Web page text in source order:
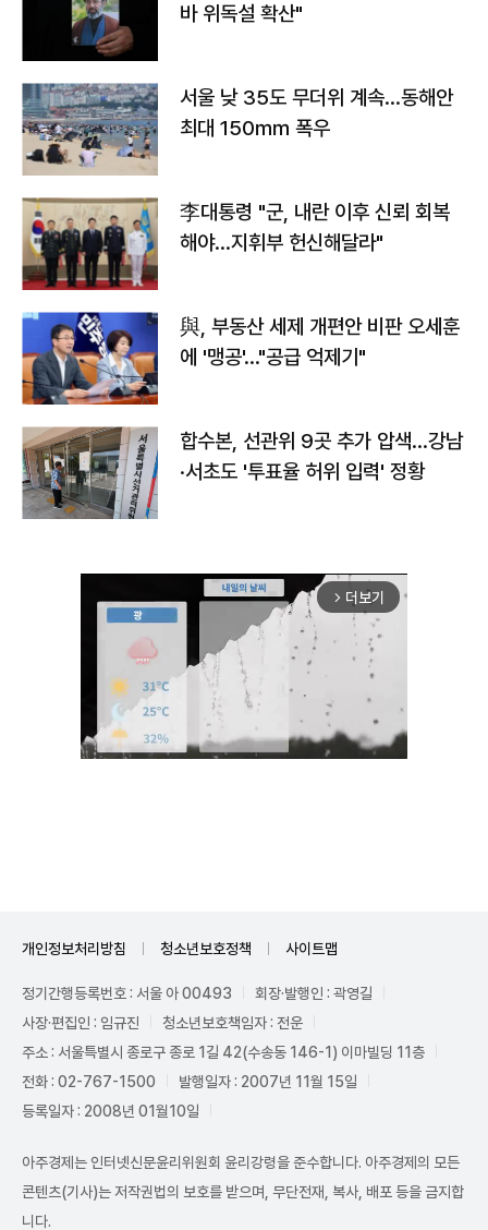
바 위독설 확산"
서울 낮 35도 무더위 계속…동해안
최대 150㎜ 폭우
李대통령 "군, 내란 이후 신뢰 회복
해야…지휘부 헌신해달라"
與, 부동산 세제 개편안 비판 오세훈
에 '맹공'…"공급 억제기"
합수본, 선관위 9곳 추가 압색…강남
·서초도 '투표율 허위 입력' 정황
arrow_forward_ios 더보기
개인정보처리방침 청소년보호정책 사이트맵
정기간행등록번호 : 서울 아 00493
회장·발행인 : 곽영길
사장·편집인 : 임규진
청소년보호책임자 : 전운
주소 : 서울특별시 종로구 종로 1길 42(수송동 146-1) 이마빌딩 11층
전화 : 02-767-1500
발행일자 : 2007년 11월 15일
등록일자 : 2008년 01월10일
아주경제는 인터넷신문윤리위원회 윤리강령을 준수합니다. 아주경제의 모든
콘텐츠(기사)는 저작권법의 보호를 받으며, 무단전재, 복사, 배포 등을 금지합
니다.